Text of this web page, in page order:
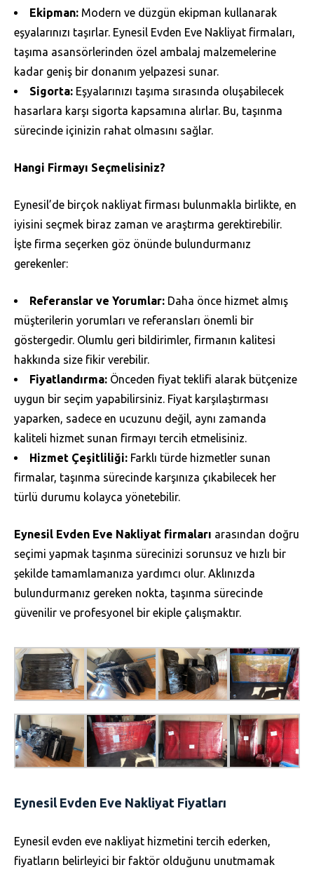
Ekipman: Modern ve düzgün ekipman kullanarak
eşyalarınızı taşırlar. Eynesil Evden Eve Nakliyat firmaları,
taşıma asansörlerinden özel ambalaj malzemelerine
kadar geniş bir donanım yelpazesi sunar.
Sigorta: Eşyalarınızı taşıma sırasında oluşabilecek
hasarlara karşı sigorta kapsamına alırlar. Bu, taşınma
sürecinde içinizin rahat olmasını sağlar.
Hangi Firmayı Seçmelisiniz?
Eynesil’de birçok nakliyat firması bulunmakla birlikte, en
iyisini seçmek biraz zaman ve araştırma gerektirebilir.
İşte firma seçerken göz önünde bulundurmanız
gerekenler:
Referanslar ve Yorumlar: Daha önce hizmet almış
müşterilerin yorumları ve referansları önemli bir
göstergedir. Olumlu geri bildirimler, firmanın kalitesi
hakkında size fikir verebilir.
Fiyatlandırma: Önceden fiyat teklifi alarak bütçenize
uygun bir seçim yapabilirsiniz. Fiyat karşılaştırması
yaparken, sadece en ucuzunu değil, aynı zamanda
kaliteli hizmet sunan firmayı tercih etmelisiniz.
Hizmet Çeşitliliği: Farklı türde hizmetler sunan
firmalar, taşınma sürecinde karşınıza çıkabilecek her
türlü durumu kolayca yönetebilir.
Eynesil Evden Eve Nakliyat firmaları arasından doğru
seçimi yapmak taşınma sürecinizi sorunsuz ve hızlı bir
şekilde tamamlamanıza yardımcı olur. Aklınızda
bulundurmanız gereken nokta, taşınma sürecinde
güvenilir ve profesyonel bir ekiple çalışmaktır.
Eynesil Evden Eve Nakliyat Fiyatları
Eynesil evden eve nakliyat hizmetini tercih ederken,
fiyatların belirleyici bir faktör olduğunu unutmamak